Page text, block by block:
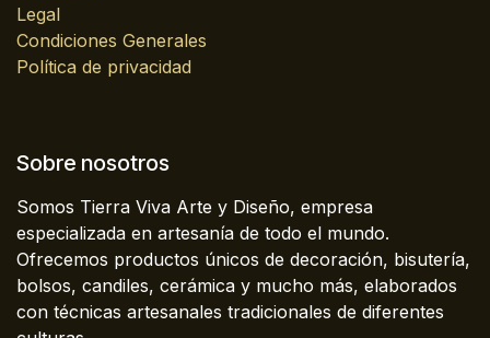
Legal
Condiciones Generales
Política de privacidad
Sobre nosotros
Somos Tierra Viva Arte y Diseño, empresa
especializada en artesanía de todo el mundo.
Ofrecemos productos únicos de decoración, bisutería,
bolsos, candiles, cerámica y mucho más, elaborados
con técnicas artesanales tradicionales de diferentes